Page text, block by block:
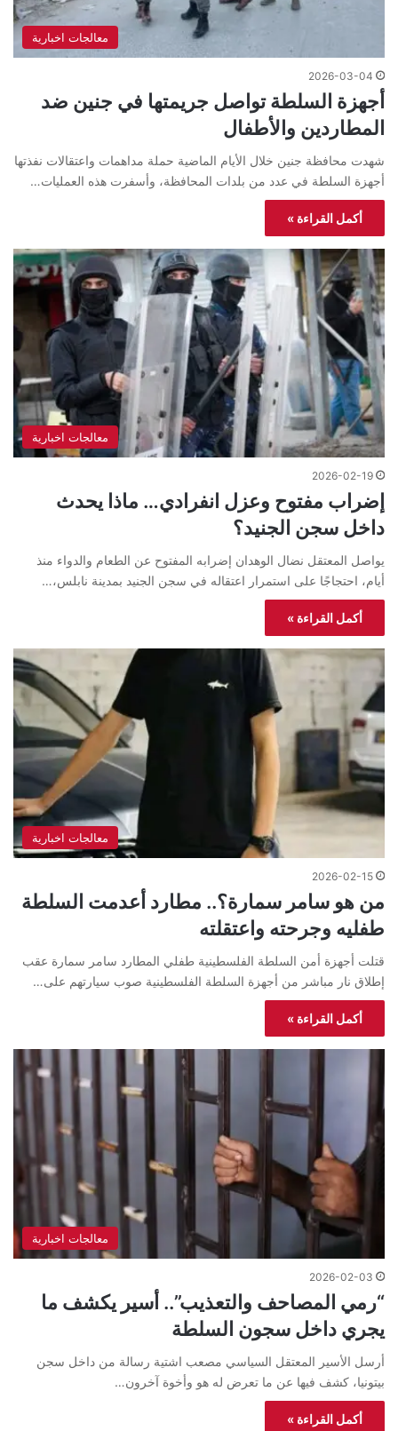
معالجات اخبارية
2026-03-04
أجهزة السلطة تواصل جريمتها في جنين ضد
المطاردين والأطفال
شهدت محافظة جنين خلال الأيام الماضية حملة مداهمات واعتقالات نفذتها
أجهزة السلطة في عدد من بلدات المحافظة، وأسفرت هذه العمليات…
أكمل القراءة »
معالجات اخبارية
2026-02-19
إضراب مفتوح وعزل انفرادي… ماذا يحدث
داخل سجن الجنيد؟
يواصل المعتقل نضال الوهدان إضرابه المفتوح عن الطعام والدواء منذ
أيام، احتجاجًا على استمرار اعتقاله في سجن الجنيد بمدينة نابلس،…
أكمل القراءة »
معالجات اخبارية
2026-02-15
من هو سامر سمارة؟.. مطارد أعدمت السلطة
طفليه وجرحته واعتقلته
قتلت أجهزة أمن السلطة الفلسطينية طفلي المطارد سامر سمارة عقب
إطلاق نار مباشر من أجهزة السلطة الفلسطينية صوب سيارتهم على…
أكمل القراءة »
معالجات اخبارية
2026-02-03
“رمي المصاحف والتعذيب”.. أسير يكشف ما
يجري داخل سجون السلطة
أرسل الأسير المعتقل السياسي مصعب اشتية رسالة من داخل سجن
بيتونيا، كشف فيها عن ما تعرض له هو وأخوة آخرون…
أكمل القراءة »